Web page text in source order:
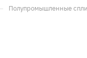
Полупромышленные